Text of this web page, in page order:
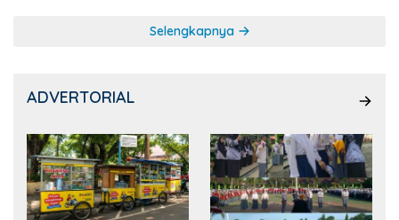
Selengkapnya
ADVERTORIAL